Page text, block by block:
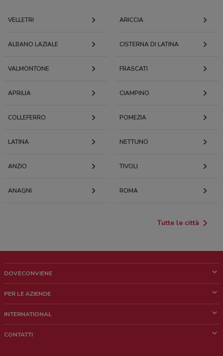
VELLETRI ARICCIA
ALBANO LAZIALE CISTERNA DI LATINA
VALMONTONE FRASCATI
APRILIA CIAMPINO
COLLEFERRO POMEZIA
LATINA NETTUNO
ANZIO TIVOLI
ANAGNI ROMA
Tutte le città
DOVECONVIENE
Chi siamo
Lavora con noi
PER LE AZIENDE
Richieste commerciali e marketing
INTERNATIONAL
CONTATTI